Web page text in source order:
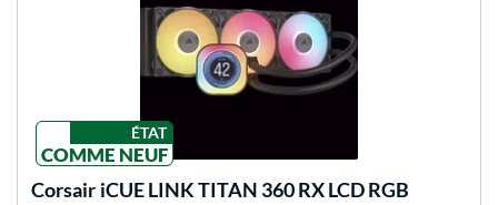
ÉTAT
COMME NEUF
Corsair iCUE LINK TITAN 360 RX LCD RGB